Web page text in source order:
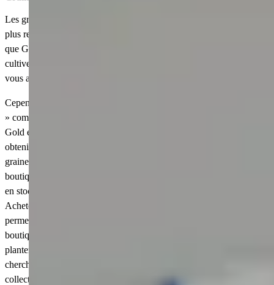
Les graines Grow a Garden 2 à vendre comptent parmi les objets les
plus recherchés du jeu. Des graines GaG2 de grande valeur, telles
que Ghost Pepper, Bamboo et Mushroom, vous permettent de
cultiver des plantes rares générant des profits bien plus importants et
vous aident à agrandir votre jardin plus rapidement.
Cependant, certaines graines, telles que les graines de rareté « Super
» comme Dragon's Breath et Moon Bloom, ou encore les graines
Gold et Rainbow, peuvent être extrêmement chères et difficiles à
obtenir dans le jeu. Ainsi, si vous en avez assez d’attendre qu’une
graine particulière soit de nouveau disponible dans le jeu, la
boutique de graines Grow a Garden 2 sur Eldorado dispose toujours
en stock de toutes les graines dont vous pourriez avoir besoin.
Acheter des graines de Grow a Garden 2 à bas prix sur Eldorado.gg
permet aux joueurs de ne plus avoir à consulter régulièrement la
boutique de graines du jeu pour découvrir les nouveautés et de
planter immédiatement les cultures de leur choix. Que vous
cherchiez à gagner le plus de sheckles possible ou à compléter votre
collection de cultures, acheter des graines directement auprès